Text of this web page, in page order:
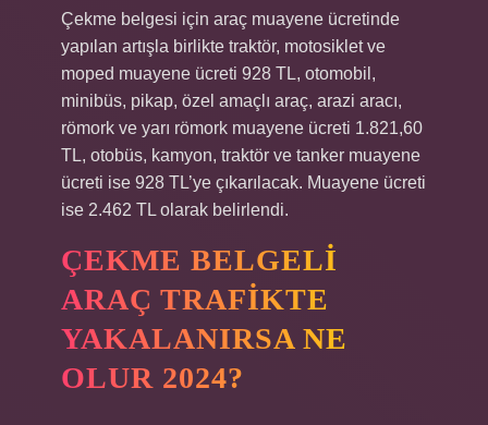
Çekme belgesi için araç muayene ücretinde
yapılan artışla birlikte traktör, motosiklet ve
moped muayene ücreti 928 TL, otomobil,
minibüs, pikap, özel amaçlı araç, arazi aracı,
römork ve yarı römork muayene ücreti 1.821,60
TL, otobüs, kamyon, traktör ve tanker muayene
ücreti ise 928 TL’ye çıkarılacak. Muayene ücreti
ise 2.462 TL olarak belirlendi.
ÇEKME BELGELI
ARAÇ TRAFIKTE
YAKALANIRSA NE
OLUR 2024?